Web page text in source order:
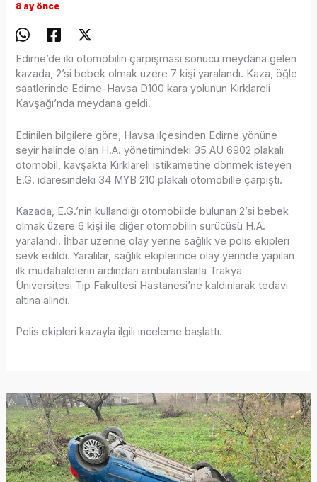
8 ay önce
Edirne’de iki otomobilin çarpışması sonucu meydana gelen
kazada, 2’si bebek olmak üzere 7 kişi yaralandı. Kaza, öğle
saatlerinde Edirne-Havsa D100 kara yolunun Kırklareli
Kavşağı’nda meydana geldi.
Edinilen bilgilere göre, Havsa ilçesinden Edirne yönüne
seyir halinde olan H.A. yönetimindeki 35 AU 6902 plakalı
otomobil, kavşakta Kırklareli istikametine dönmek isteyen
E.G. idaresindeki 34 MYB 210 plakalı otomobille çarpıştı.
Kazada, E.G.’nin kullandığı otomobilde bulunan 2’si bebek
olmak üzere 6 kişi ile diğer otomobilin sürücüsü H.A.
yaralandı. İhbar üzerine olay yerine sağlık ve polis ekipleri
sevk edildi. Yaralılar, sağlık ekiplerince olay yerinde yapılan
ilk müdahalelerin ardından ambulanslarla Trakya
Üniversitesi Tıp Fakültesi Hastanesi’ne kaldırılarak tedavi
altına alındı.
Polis ekipleri kazayla ilgili inceleme başlattı.